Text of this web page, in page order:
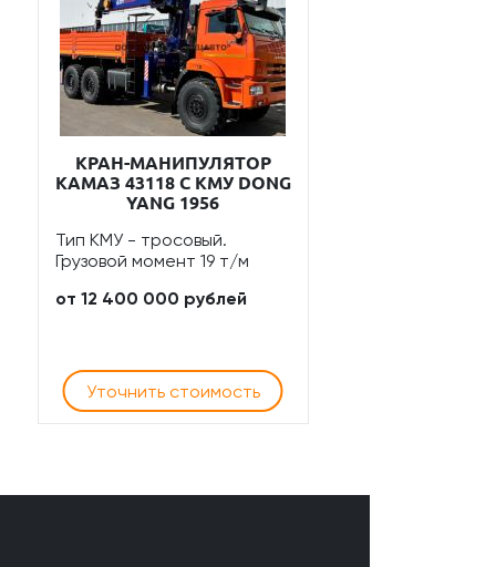
КРАН-МАНИПУЛЯТОР
КАМАЗ 43118 С КМУ DONG
YANG 1956
Тип КМУ - тросовый.
Грузовой момент 19 т/м
от 12 400 000 рублей
Уточнить стоимость